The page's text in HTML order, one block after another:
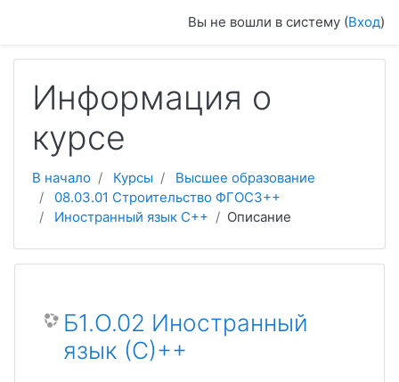
Вы не вошли в систему (Вход)
Информация о
курсе
В начало Курсы
Высшее образование
08.03.01 Строительство ФГОС3++
Иностранный язык С++
Описание
Б1.О.02 Иностранный
язык (С)++